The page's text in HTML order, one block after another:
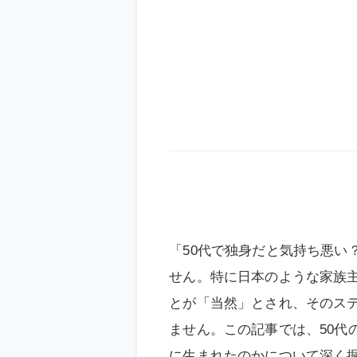
「50代で独身だと気持ち悪
せん。特に日本のような家族
とが「当然」とされ、そのス
ません。この記事では、50代